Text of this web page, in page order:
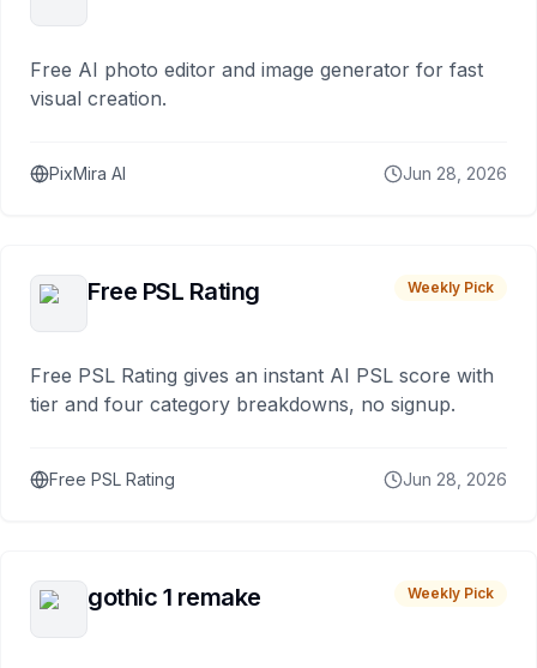
Free AI photo editor and image generator for fast
visual creation.
PixMira AI Jun 28, 2026
Free PSL Rating Weekly Pick
Free PSL Rating gives an instant AI PSL score with
tier and four category breakdowns, no signup.
Free PSL Rating Jun 28, 2026
gothic 1 remake Weekly Pick